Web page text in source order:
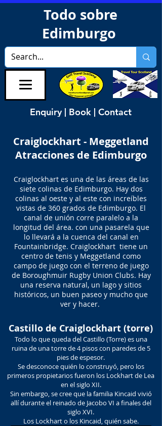
Todo sobre
Edimburgo
Enquiry | Book | Contact
Craiglockhart - Meggetland
Atracciones de Edimburgo
Craiglockhart es una de las áreas de las
siete colinas de Edimburgo. Hay dos
colinas al oeste y al este con increíbles
vistas de 360 grados de Edimburgo. El
canal de unión corre paralelo a la
longitud del área. con una pasarela que
lo llevará a la cuenca del canal en
Fountainbridge. Craiglockhart tiene un
centro de tenis y Meggetland como
campo de juego con el terreno de juego
de Boroughmuir Rugby Union Clubs. Hay
una reserva natural, un lago y sitios
históricos, un buen paseo y mucho que
ver y hacer.
Castillo de Craiglockhart (torre)
Todo lo que queda del Castillo (Torre) es una
ruina de una torre de 4 pisos con paredes de 5
pies de espesor.
Se desconoce quién lo construyó, pero los
primeros propietarios fueron los Lockhart de Lea
en el siglo XII.
Sin embargo, se cree que la familia Kincaid vivió
allí durante el reinado de Jacobo VI a finales del
siglo XVI.
Los Lockhart o los Kincaid, quién sabe.